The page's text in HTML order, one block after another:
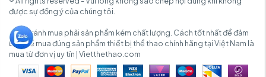
được sự đồng ý của chúng tôi.
✓ Để tránh mua phải sản phẩm kém chất lượng. Cách tốt nhất để đảm
bảo để mua đúng sản phẩm thiết bị thể thao chính hãng tại Việt Nam là
mua từ đơn vị uy tín | Vietthethao.com